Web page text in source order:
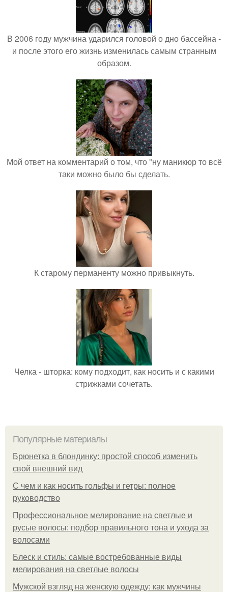
В 2006 году мужчина ударился головой о дно бассейна -
и после этого его жизнь изменилась самым странным
образом.
Мой ответ на комментарий о том, что "ну маникюр то всё
таки можно было бы сделать.
К старому перманенту можно привыкнуть.
Челка - шторка: кому подходит, как носить и с какими
стрижками сочетать.
Популярные материалы
Брюнетка в блондинку: простой способ изменить
свой внешний вид
С чем и как носить гольфы и гетры: полное
руководство
Профессиональное мелирование на светлые и
русые волосы: подбор правильного тона и ухода за
волосами
Блеск и стиль: самые востребованные виды
мелирования на светлые волосы
Мужской взгляд на женскую одежду: как мужчины